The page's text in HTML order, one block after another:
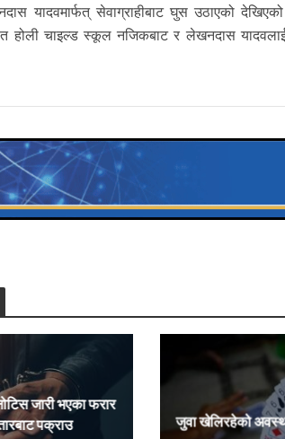
यादवमार्फत् सेवाग्राहीबाट घुस उठाएको
होली चाइल्ड स्कूल नजिकबाट र लेखनदास यादवलाई
जारी भएका फरार
पक्राउ
जुवा खेलिरहेको